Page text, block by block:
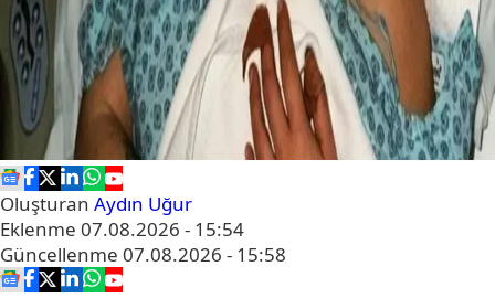
Oluşturan Aydın Uğur
Eklenme 07.08.2026 - 15:54
Güncellenme 07.08.2026 - 15:58